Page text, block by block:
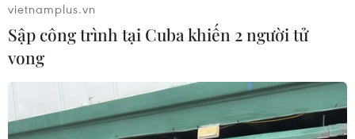
vietnamplus.vn
Sập công trình tại Cuba khiến 2 người tử
vong